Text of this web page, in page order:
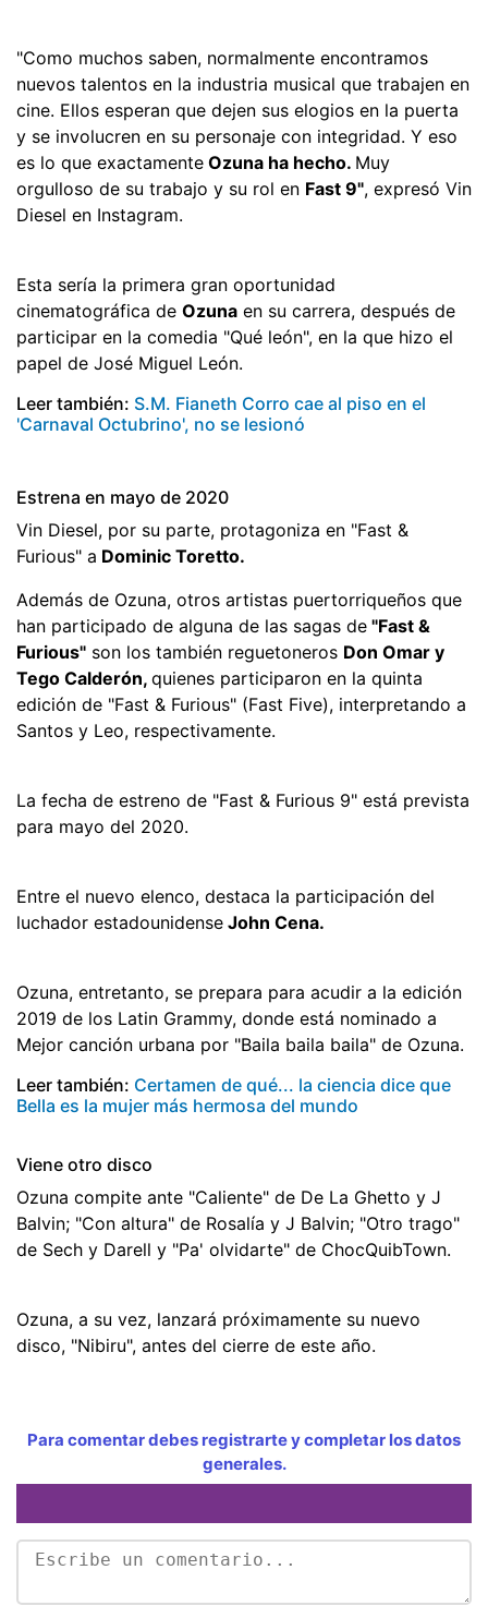
"Como muchos saben, normalmente encontramos
nuevos talentos en la industria musical que trabajen en
cine. Ellos esperan que dejen sus elogios en la puerta
y se involucren en su personaje con integridad. Y eso
es lo que exactamente Ozuna ha hecho. Muy
orgulloso de su trabajo y su rol en Fast 9", expresó Vin
Diesel en Instagram.
Esta sería la primera gran oportunidad
cinematográfica de Ozuna en su carrera, después de
participar en la comedia "Qué león", en la que hizo el
papel de José Miguel León.
Leer también: S.M. Fianeth Corro cae al piso en el
'Carnaval Octubrino', no se lesionó
Estrena en mayo de 2020
Vin Diesel, por su parte, protagoniza en "Fast &
Furious" a Dominic Toretto.
Además de Ozuna, otros artistas puertorriqueños que
han participado de alguna de las sagas de "Fast &
Furious" son los también reguetoneros Don Omar y
Tego Calderón, quienes participaron en la quinta
edición de "Fast & Furious" (Fast Five), interpretando a
Santos y Leo, respectivamente.
La fecha de estreno de "Fast & Furious 9" está prevista
para mayo del 2020.
Entre el nuevo elenco, destaca la participación del
luchador estadounidense John Cena.
Ozuna, entretanto, se prepara para acudir a la edición
2019 de los Latin Grammy, donde está nominado a
Mejor canción urbana por "Baila baila baila" de Ozuna.
Leer también: Certamen de qué... la ciencia dice que
Bella es la mujer más hermosa del mundo
Viene otro disco
Ozuna compite ante "Caliente" de De La Ghetto y J
Balvin; "Con altura" de Rosalía y J Balvin; "Otro trago"
de Sech y Darell y "Pa' olvidarte" de ChocQuibTown.
Ozuna, a su vez, lanzará próximamente su nuevo
disco, "Nibiru", antes del cierre de este año.
Para comentar debes registrarte y completar los datos
generales.